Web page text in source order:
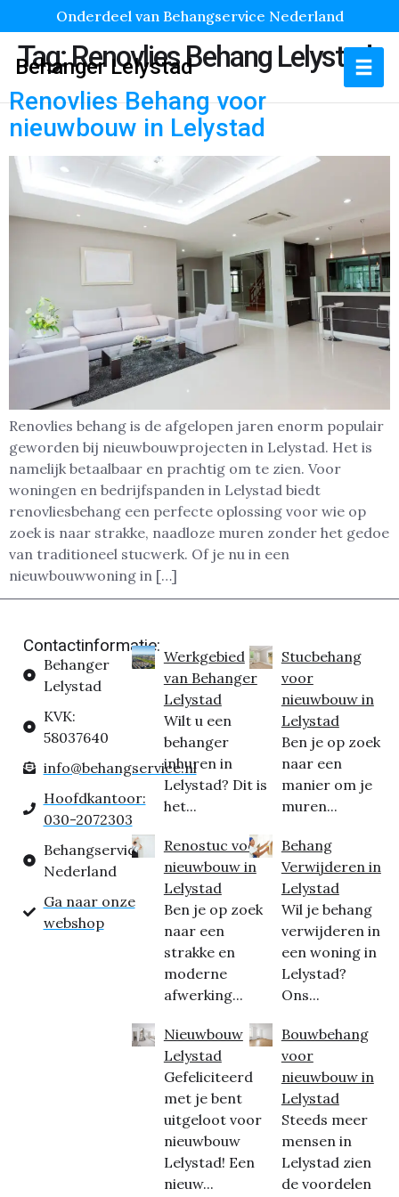
Onderdeel van Behangservice Nederland
Behanger Lelystad
Tag:Renovlies Behang Lelystad
Renovlies Behang voor
nieuwbouw in Lelystad
Renovlies behang is de afgelopen jaren enorm populair
geworden bij nieuwbouwprojecten in Lelystad. Het is
namelijk betaalbaar en prachtig om te zien. Voor
woningen en bedrijfspanden in Lelystad biedt
renovliesbehang een perfecte oplossing voor wie op
zoek is naar strakke, naadloze muren zonder het gedoe
van traditioneel stucwerk. Of je nu in een
nieuwbouwwoning in […]
Contactinformatie:
Behanger
Lelystad
KVK:
58037640
info@behangservice.nl
Hoofdkantoor:
030-2072303
Behangservice
Nederland
Ga naar onze
webshop
Werkgebied
van Behanger
Lelystad
Wilt u een
behanger
inhuren in
Lelystad? Dit is
het...
Renostuc voor
nieuwbouw in
Lelystad
Ben je op zoek
naar een
strakke en
moderne
afwerking...
Nieuwbouw
Lelystad
Gefeliciteerd
met je bent
uitgeloot voor
nieuwbouw
Lelystad! Een
nieuw...
Stucbehang
voor
nieuwbouw in
Lelystad
Ben je op zoek
naar een
manier om je
muren...
Behang
Verwijderen in
Lelystad
Wil je behang
verwijderen in
een woning in
Lelystad?
Ons...
Bouwbehang
voor
nieuwbouw in
Lelystad
Steeds meer
mensen in
Lelystad zien
de voordelen